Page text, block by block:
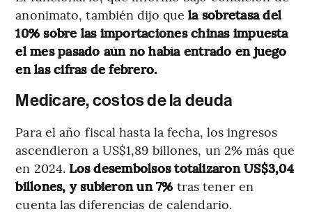
anonimato, también dijo quela sobretasa del
10% sobre las importaciones chinas impuesta
el mes pasado aún no había entrado en juego
en las cifras de febrero.
Medicare, costos de la deuda
Para el año fiscal hasta la fecha, los ingresos
ascendieron a US$1,89 billones, un 2% más que
en 2024. Los desembolsos totalizaron US$3,04
billones, y subieron un 7% tras tener en
cuenta las diferencias de calendario.